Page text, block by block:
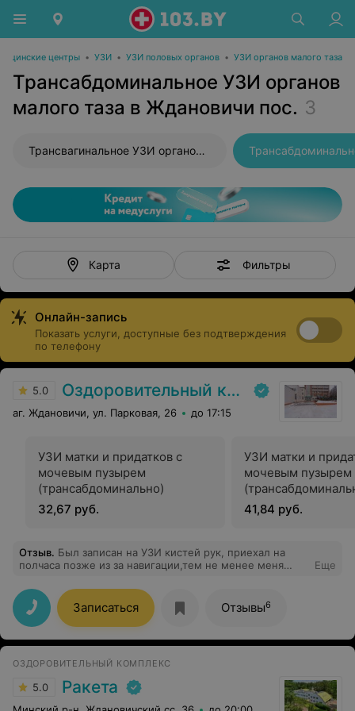
центры • УЗИ • УЗИ половых органов • УЗИ органов малого таза
Трансабдоминальное УЗИ органов
малого таза в Ждановичи пос. 3
Трансвагинальное УЗИ органов малого таза
Карта Фильтры
Онлайн-запись
Показать услуги, доступные без подтверждения
по телефону
5.0 Оздоровительный комплекс Центра подготовки кадров Минлесхоза
аг. Ждановичи, ул. Парковая, 26 до 17:15
УЗИ матки и придатков с
мочевым пузырем
(трансабдоминально)
32,67 руб.
УЗИ матки и
мочевым пузырем
трансвагинально)
41,84 руб.
Отзыв. Был записан на УЗИ кистей рук, приехал на
полчаса позже из за навигации,тем не менее меня
быстро и качественно с полным разъяснением и
описанием Прекрасные и доброжелательные врачи
,огромное Вам спасибо за Ваш труд!
Еще
Записаться Отзывы6
ОЗДОРОВИТЕЛЬНЫЙ КОМПЛЕКС
5.0 Ракета